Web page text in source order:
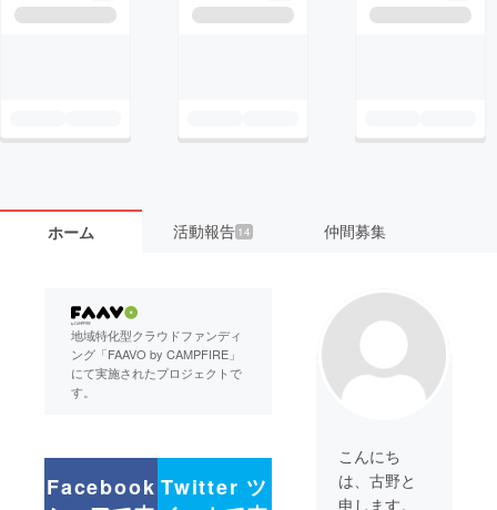
ホーム 活動報告 14 仲間募集
地域特化型クラウドファンディ
ング「FAAVO by CAMPFIRE」
にて実施されたプロジェクトで
す。
Facebook Twitter ツ
こんにち
は、古野と
申します。